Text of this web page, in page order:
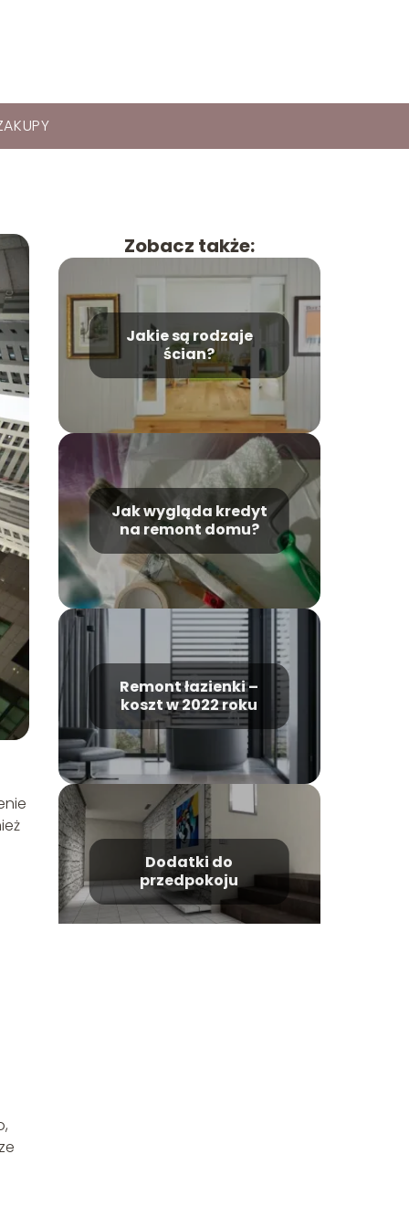
Zobacz także:
Jakie są rodzaje
ścian?
Jak wygląda kredyt
na remont domu?
Remont łazienki –
koszt w 2022 roku
Dodatki do
przedpokoju